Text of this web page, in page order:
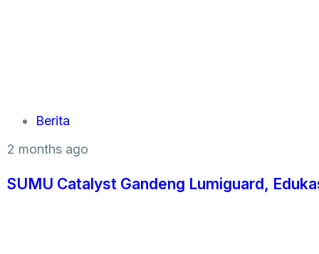
Berita
2 months ago
SUMU Catalyst Gandeng Lumiguard,